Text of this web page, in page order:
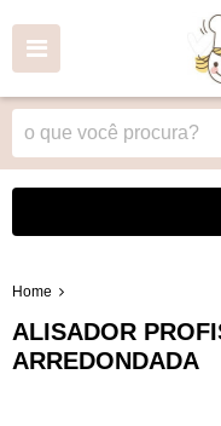
Home
ALISADOR
ARREDONDADA